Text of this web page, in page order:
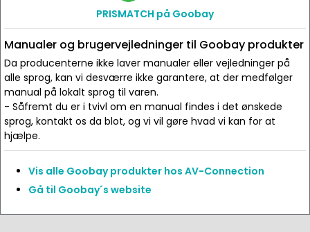
PRISMATCH på Goobay
Manualer og brugervejledninger til Goobay produkter
Da producenterne ikke laver manualer eller vejledninger på
alle sprog, kan vi desværre ikke garantere, at der medfølger
manual på lokalt sprog til varen.
- Såfremt du er i tvivl om en manual findes i det ønskede
sprog, kontakt os da blot, og vi vil gøre hvad vi kan for at
hjælpe.
Vis alle Goobay produkter hos AV-Connection
Gå til Goobay´s website